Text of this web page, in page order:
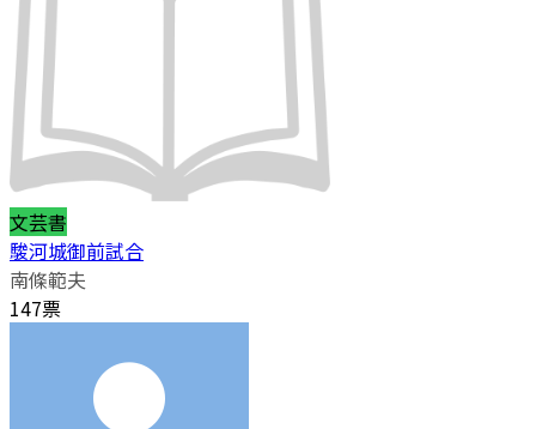
文芸書
駿河城御前試合
南條範夫
147票